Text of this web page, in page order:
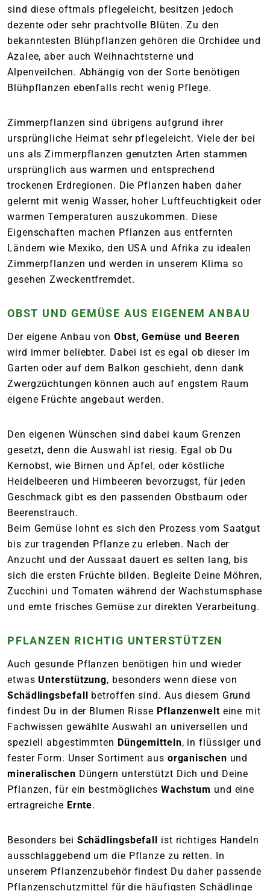
sind diese oftmals pflegeleicht, besitzen jedoch
dezente oder sehr prachtvolle Blüten. Zu den
bekanntesten Blühpflanzen gehören die Orchidee und
Azalee, aber auch Weihnachtsterne und
Alpenveilchen. Abhängig von der Sorte benötigen
Blühpflanzen ebenfalls recht wenig Pflege.
Zimmerpflanzen sind übrigens aufgrund ihrer
ursprüngliche Heimat sehr pflegeleicht. Viele der bei
uns als Zimmerpflanzen genutzten Arten stammen
ursprünglich aus warmen und entsprechend
trockenen Erdregionen. Die Pflanzen haben daher
gelernt mit wenig Wasser, hoher Luftfeuchtigkeit oder
warmen Temperaturen auszukommen. Diese
Eigenschaften machen Pflanzen aus entfernten
Ländern wie Mexiko, den USA und Afrika zu idealen
Zimmerpflanzen und werden in unserem Klima so
gesehen Zweckentfremdet.
OBST UND GEMÜSE AUS EIGENEM ANBAU
Der eigene Anbau von Obst, Gemüse und Beeren
wird immer beliebter. Dabei ist es egal ob dieser im
Garten oder auf dem Balkon geschieht, denn dank
Zwergzüchtungen können auch auf engstem Raum
eigene Früchte angebaut werden.
Den eigenen Wünschen sind dabei kaum Grenzen
gesetzt, denn die Auswahl ist riesig. Egal ob Du
Kernobst, wie Birnen und Äpfel, oder köstliche
Heidelbeeren und Himbeeren bevorzugst, für jeden
Geschmack gibt es den passenden Obstbaum oder
Beerenstrauch.
Beim Gemüse lohnt es sich den Prozess vom Saatgut
bis zur tragenden Pflanze zu erleben. Nach der
Anzucht und der Aussaat dauert es selten lang, bis
sich die ersten Früchte bilden. Begleite Deine Möhren,
Zucchini und Tomaten während der Wachstumsphase
und ernte frisches Gemüse zur direkten Verarbeitung.
PFLANZEN RICHTIG UNTERSTÜTZEN
Auch gesunde Pflanzen benötigen hin und wieder
etwas Unterstützung, besonders wenn diese von
Schädlingsbefall betroffen sind. Aus diesem Grund
findest Du in der Blumen Risse Pflanzenwelt eine mit
Fachwissen gewählte Auswahl an universellen und
speziell abgestimmten Düngemitteln, in flüssiger und
fester Form. Unser Sortiment aus organischen und
mineralischen Düngern unterstützt Dich und Deine
Pflanzen, für ein bestmögliches Wachstum und eine
ertragreiche Ernte.
Besonders bei Schädlingsbefall ist richtiges Handeln
ausschlaggebend um die Pflanze zu retten. In
unserem Pflanzenzubehör findest Du daher passende
Pflanzenschutzmittel für die häufigsten Schädlinge